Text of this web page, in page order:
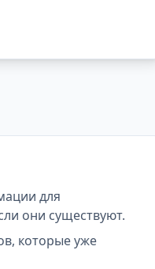
для
они существуют.
которые уже